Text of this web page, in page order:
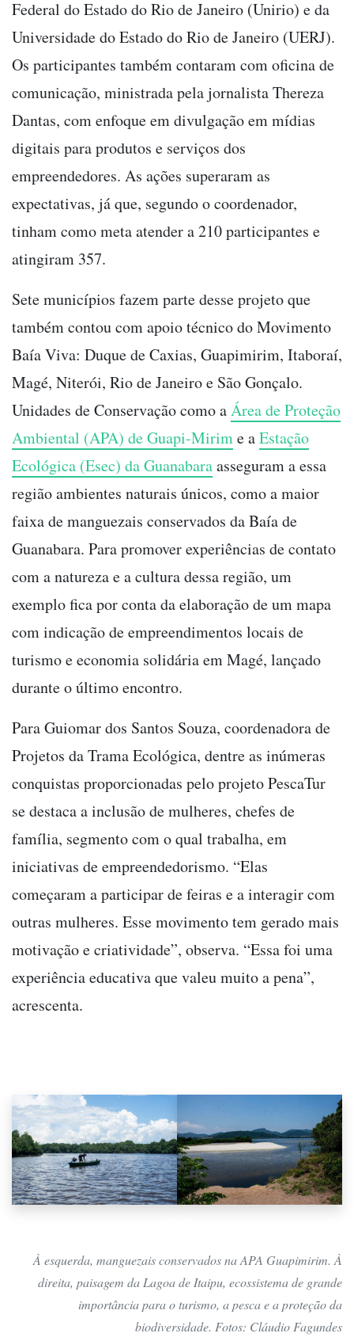
Federal do Estado do Rio de Janeiro (Unirio) e da
Universidade do Estado do Rio de Janeiro (UERJ).
Os participantes também contaram com oficina de
comunicação, ministrada pela jornalista Thereza
Dantas, com enfoque em divulgação em mídias
digitais para produtos e serviços dos
empreendedores. As ações superaram as
expectativas, já que, segundo o coordenador,
tinham como meta atender a 210 participantes e
atingiram 357.
Sete municípios fazem parte desse projeto que
também contou com apoio técnico do Movimento
Baía Viva: Duque de Caxias, Guapimirim, Itaboraí,
Magé, Niterói, Rio de Janeiro e São Gonçalo.
Unidades de Conservação como aÁrea de Proteção
Ambiental (APA) de Guapi-Mirime aEstação
Ecológica (Esec) da Guanabaraasseguram a essa
região ambientes naturais únicos, como a maior
faixa de manguezais conservados da Baía de
Guanabara. Para promover experiências de contato
com a natureza e a cultura dessa região, um
exemplo fica por conta da elaboração de um mapa
com indicação de empreendimentos locais de
turismo e economia solidária em Magé, lançado
durante o último encontro.
Para Guiomar dos Santos Souza, coordenadora de
Projetos da Trama Ecológica, dentre as inúmeras
conquistas proporcionadas pelo projeto PescaTur
se destaca a inclusão de mulheres, chefes de
família, segmento com o qual trabalha, em
iniciativas de empreendedorismo. “Elas
começaram a participar de feiras e a interagir com
outras mulheres. Esse movimento tem gerado mais
motivação e criatividade”, observa. “Essa foi uma
experiência educativa que valeu muito a pena”,
acrescenta.
À esquerda, manguezais conservados na APA Guapimirim. À
direita, paisagem da Lagoa de Itaipu, ecossistema de grande
importância para o turismo, a pesca e a proteção da
biodiversidade. Fotos: Cláudio Fagundes